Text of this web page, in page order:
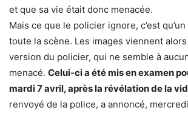
et que sa vie était donc menacée.
Mais ce que le policier ignore, c’est
toute la scène. Les images viennent
version du policier, qui ne semble à
menacé. Celui-ci a été mis en examen
mardi 7 avril, après la révélation de la
renvoyé de la police, a annoncé,